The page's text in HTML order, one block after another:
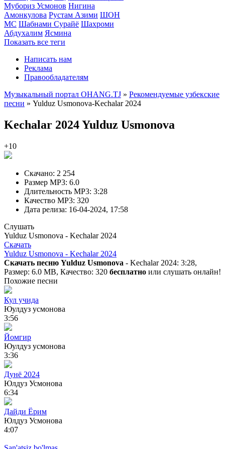
Мубориз Усмонов Нигина
Амонкулова Рустам Азими ШОН
МС Шабнами Сурайё Шахроми
Абдухалим Ясмина
Показать все теги
Написать нам
Реклама
Правообладателям
Музыкальный портал OHANG.TJ » Рекомендуемые узбекские
песни » Yulduz Usmonova-Kechalar 2024
Kechalar 2024Yulduz Usmonova
+10
Скачано: 2 254
Размер MP3: 6.0
Длительность MP3: 3:28
Качество MP3: 320
Дата релиза: 16-04-2024, 17:58
Слушать
Yulduz Usmonova - Kechalar 2024
Скачать
Yulduz Usmonova - Kechalar 2024
Скачать песню Yulduz Usmonova - Kechalar 2024: 3:28,
Размер: 6.0 MB, Качество: 320 бесплатно или слушать онлайн!
Похожие песни
Кул учида
Юулдуз усмонова
3:56
Йомгир
Юулдуз усмонова
3:36
Дунё 2024
Юлдуз Усмонова
6:34
Дайди Ёрим
Юлдуз Усмонова
4:07